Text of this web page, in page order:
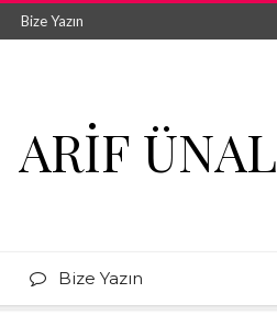
Bize Yazın
ARIF ÜNAL
Bize Yazın